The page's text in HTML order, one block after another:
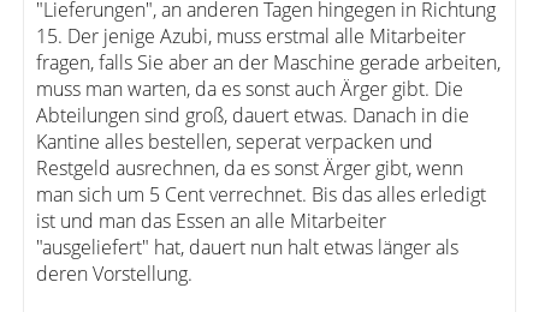
"Lieferungen", an anderen Tagen hingegen in Richtung
15. Der jenige Azubi, muss erstmal alle Mitarbeiter
fragen, falls Sie aber an der Maschine gerade arbeiten,
muss man warten, da es sonst auch Ärger gibt. Die
Abteilungen sind groß, dauert etwas. Danach in die
Kantine alles bestellen, seperat verpacken und
Restgeld ausrechnen, da es sonst Ärger gibt, wenn
man sich um 5 Cent verrechnet. Bis das alles erledigt
ist und man das Essen an alle Mitarbeiter
"ausgeliefert" hat, dauert nun halt etwas länger als
deren Vorstellung.